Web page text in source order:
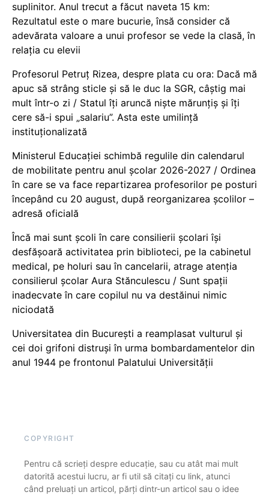
suplinitor. Anul trecut a făcut naveta 15 km:
Rezultatul este o mare bucurie, însă consider că
adevărata valoare a unui profesor se vede la clasă, în
relația cu elevii
Profesorul Petruț Rizea, despre plata cu ora: Dacă mă
apuc să strâng sticle și să le duc la SGR, câștig mai
mult într-o zi / Statul îți aruncă niște mărunțiș și îți
cere să-i spui „salariu”. Asta este umilință
instituționalizată
Ministerul Educației schimbă regulile din calendarul
de mobilitate pentru anul școlar 2026-2027 / Ordinea
în care se va face repartizarea profesorilor pe posturi
începând cu 20 august, după reorganizarea școlilor –
adresă oficială
Încă mai sunt școli în care consilierii școlari își
desfășoară activitatea prin biblioteci, pe la cabinetul
medical, pe holuri sau în cancelarii, atrage atenția
consilierul școlar Aura Stănculescu / Sunt spații
inadecvate în care copilul nu va destăinui nimic
niciodată
Universitatea din București a reamplasat vulturul și
cei doi grifoni distruși în urma bombardamentelor din
anul 1944 pe frontonul Palatului Universității
COPYRIGHT
Pentru că scrieți despre educație, sau cu atât mai mult
datorită acestui lucru, ar fi util să citați cu link, atunci
când preluați un articol, părți dintr-un articol sau o idee